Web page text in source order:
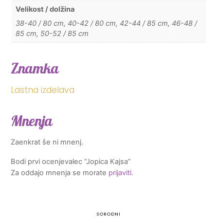
Velikost / dolžina
38-40 / 80 cm, 40-42 / 80 cm, 42-44 / 85 cm, 46-48 /
85 cm, 50-52 / 85 cm
Znamka
Lastna izdelava
Mnenja
Zaenkrat še ni mnenj.
Bodi prvi ocenjevalec “Jopica Kajsa”
Za oddajo mnenja se morate prijaviti.
SORODNI